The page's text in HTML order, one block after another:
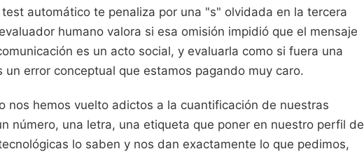
automático te penaliza por una "s" olvidada en la tercera
humano valora si esa omisión impidió que el mensaje
es un acto social, y evaluarla como si fuera una
un error conceptual que estamos pagando muy caro.
nos hemos vuelto adictos a la cuantificación de nuestras
número, una letra, una etiqueta que poner en nuestro perfil de
lo saben y nos dan exactamente lo que pedimos,